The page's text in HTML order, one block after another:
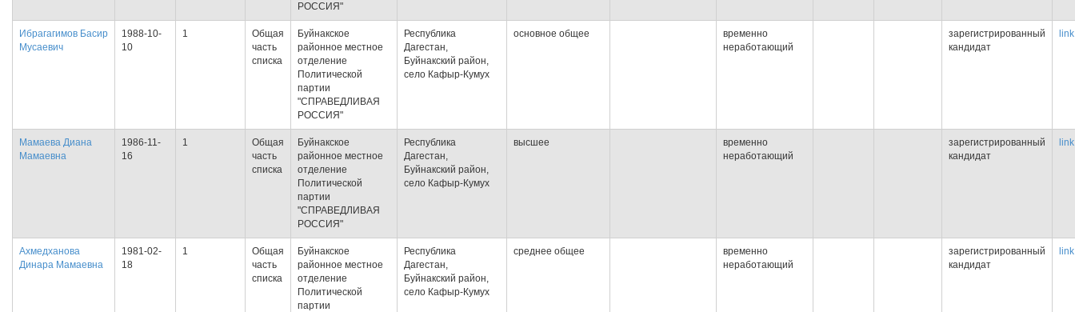
РОССИЯ"
Ибрагагимов Басир
Мусаевич
1988-10-
10
1
Общая
часть
списка
Буйнакское
районное местное
отделение
Политической
партии
"СПРАВЕДЛИВАЯ
РОССИЯ"
Республика
Дагестан,
Буйнакский район,
село Кафыр-Кумух
основное общее
временно
неработающий
зарегистрированный
кандидат
link
Мамаева Диана
Мамаевна
1986-11-
16
1
Общая
часть
списка
Буйнакское
районное местное
отделение
Политической
партии
"СПРАВЕДЛИВАЯ
РОССИЯ"
Республика
Дагестан,
Буйнакский район,
село Кафыр-Кумух
высшее
временно
неработающий
зарегистрированный
кандидат
link
Ахмедханова
Динара Мамаевна
1981-02-
18
1
Общая
часть
списка
Буйнакское
районное местное
отделение
Политической
партии
Республика
Дагестан,
Буйнакский район,
село Кафыр-Кумух
среднее общее
временно
неработающий
зарегистрированный
кандидат
link